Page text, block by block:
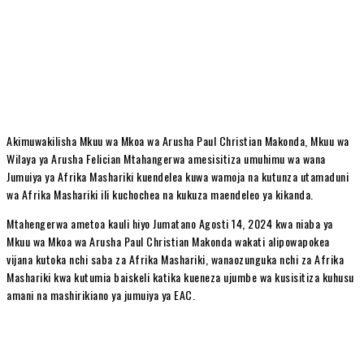
Akimuwakilisha Mkuu wa Mkoa wa Arusha Paul Christian Makonda, Mkuu wa
Wilaya ya Arusha Felician Mtahangerwa amesisitiza umuhimu wa wana
Jumuiya ya Afrika Mashariki kuendelea kuwa wamoja na kutunza utamaduni
wa Afrika Mashariki ili kuchochea na kukuza maendeleo ya kikanda.
Mtahengerwa ametoa kauli hiyo Jumatano Agosti 14, 2024 kwa niaba ya
Mkuu wa Mkoa wa Arusha Paul Christian Makonda wakati alipowapokea
vijana kutoka nchi saba za Afrika Mashariki, wanaozunguka nchi za Afrika
Mashariki kwa kutumia baiskeli katika kueneza ujumbe wa kusisitiza kuhusu
amani na mashirikiano ya jumuiya ya EAC.